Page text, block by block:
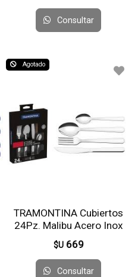
Consultar
Agotado
TRAMONTINA Cubiertos
24Pz. Malibu Acero Inox
23798/046
$U 669
Consultar